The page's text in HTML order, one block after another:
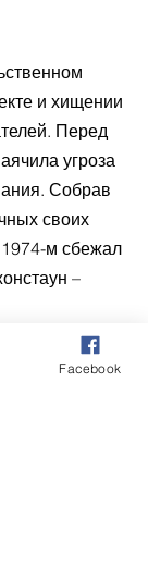
и хищении
Перед
угроза
Собрав
своих
м сбежал
–
помог: слухи,
Facebook